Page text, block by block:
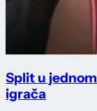
Split u
igrača